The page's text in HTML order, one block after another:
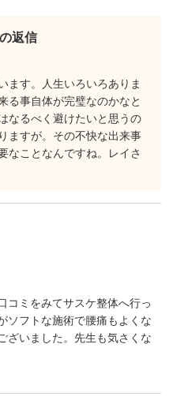
返信
ます。人生いろいろありま
る事自体が完璧なのかなと
なるべく避けたいと思うの
ますが。その不快な出来事
なことなんですね。レイさ
コミをみてサスケ整体へ行っ
ソフトな施術で腰痛もよくな
ざいました。先生も気さくな